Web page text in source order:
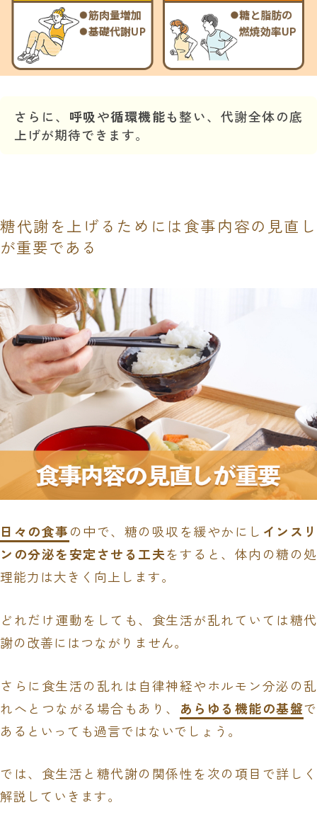
さらに、 呼吸や循環機能も整い、代謝全体の底
上げが期待できます。
糖代謝を上げるためには食事内容の見直し
が重要である
日々の食事の中で、糖の吸収を緩やかにし インスリ
ンの分泌を安定させる工夫をすると、体内の糖の処
理能力は大きく向上します。
どれだけ運動をしても、食生活が乱れていては糖代
謝の改善にはつながりません。
さらに食生活の乱れは自律神経やホルモン分泌の乱
れへとつながる場合もあり、 あらゆる機能の基盤で
あるといっても過言ではないでしょう。
では、食生活と糖代謝の関係性を次の項目で詳しく
解説していきます。